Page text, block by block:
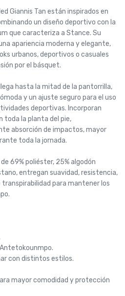
Giannis Tan están inspirados en
un diseño deportivo con la
que caracteriza a Stance. Su
apariencia moderna y elegante,
urbanos, deportivos o casuales
por el básquet.
hasta la mitad de la pantorrilla,
y un ajuste seguro para el uso
deportivas. Incorporan
toda la planta del pie,
absorción de impactos, mayor
toda la jornada.
69% poliéster, 25% algodón
entregan suavidad, resistencia,
para mantener los
Antetokounmpo.
con distintos estilos.
mayor comodidad y protección